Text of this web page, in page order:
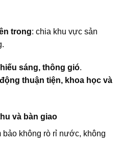
trong: chia khu vực sản
sáng, thông gió.
thuận tiện, khoa học và
và bàn giao
bảo không rò rỉ nước, không